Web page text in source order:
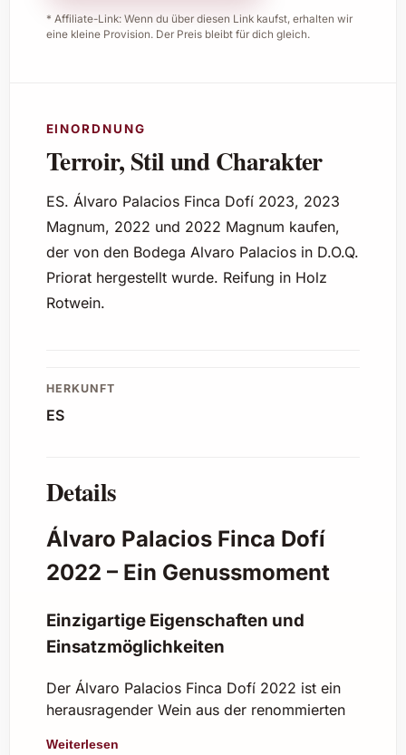
* Affiliate-Link: Wenn du über diesen Link kaufst, erhalten wir
eine kleine Provision. Der Preis bleibt für dich gleich.
EINORDNUNG
Terroir, Stil und Charakter
ES. Álvaro Palacios Finca Dofí 2023, 2023
Magnum, 2022 und 2022 Magnum kaufen,
der von den Bodega Alvaro Palacios in D.O.Q.
Priorat hergestellt wurde. Reifung in Holz
Rotwein.
HERKUNFT
ES
Details
Álvaro Palacios Finca Dofí
2022 – Ein Genussmoment
Einzigartige Eigenschaften und
Einsatzmöglichkeiten
Der Álvaro Palacios Finca Dofí 2022 ist ein
herausragender Wein aus der renommierten
Weiterlesen